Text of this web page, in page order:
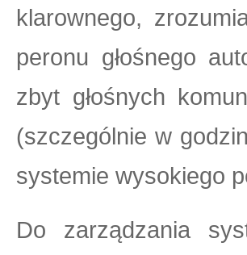
klarownego,
peronu głośnego
zbyt głośnych
(szczególnie w
systemie wysokiego
Do zarządzania